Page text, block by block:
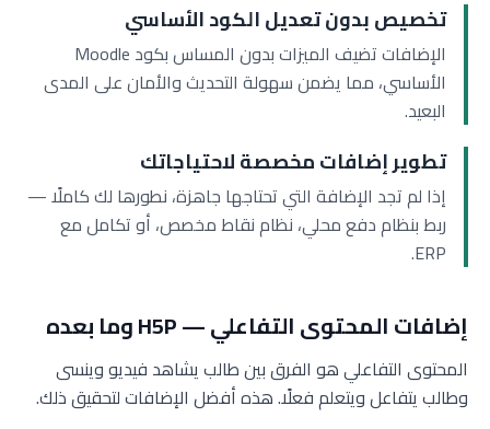
تخصيص بدون تعديل الكود الأساسي
الإضافات تضيف الميزات بدون المساس بكود Moodle
الأساسي، مما يضمن سهولة التحديث والأمان على المدى
البعيد.
تطوير إضافات مخصصة لاحتياجاتك
إذا لم تجد الإضافة التي تحتاجها جاهزة، نطورها لك كاملًا —
ربط بنظام دفع محلي، نظام نقاط مخصص، أو تكامل مع
ERP.
إضافات المحتوى التفاعلي — H5P وما بعده
المحتوى التفاعلي هو الفرق بين طالب يشاهد فيديو وينسى
وطالب يتفاعل ويتعلم فعلًا. هذه أفضل الإضافات لتحقيق ذلك.